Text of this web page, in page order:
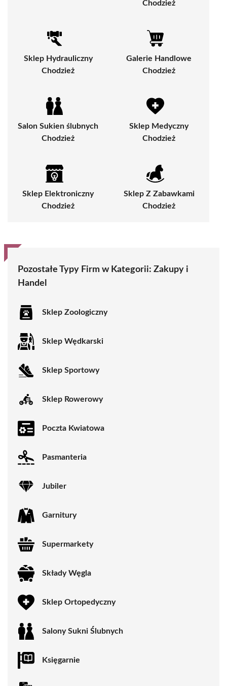
Chodzież
Sklep Hydrauliczny
Chodzież
Galerie Handlowe
Chodzież
Salon Sukien ślubnych
Chodzież
Sklep Medyczny
Chodzież
Sklep Elektroniczny
Chodzież
Sklep Z Zabawkami
Chodzież
Pozostałe Typy Firm w Kategorii: Zakupy i
Handel
Sklep Zoologiczny
Sklep Wędkarski
Sklep Sportowy
Sklep Rowerowy
Poczta Kwiatowa
Pasmanteria
Jubiler
Garnitury
Supermarkety
Składy Węgla
Sklep Ortopedyczny
Salony Sukni Ślubnych
Księgarnie